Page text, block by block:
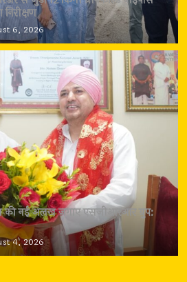
6, 2026
की नई अलख जगाए एसजीआरआर ग्रुप:
4, 2026